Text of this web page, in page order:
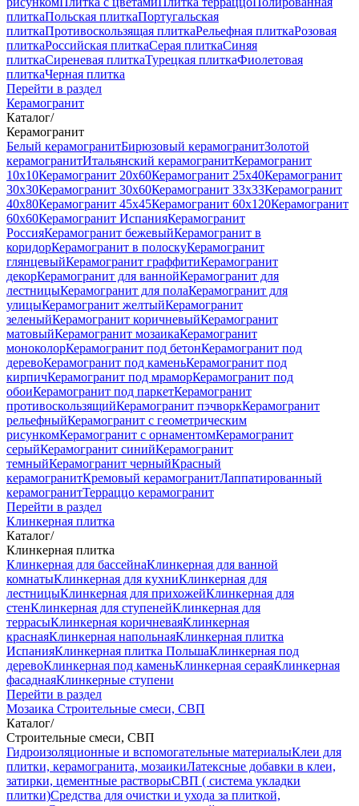
плиткаПольская плиткаПортугальская
плиткаПротивоскользящая плиткаРельефная плиткаРозовая
плиткаРоссийская плиткаСерая плиткаСиняя
плиткаСиреневая плиткаТурецкая плиткаФиолетовая
плиткаЧерная плитка
Перейти в раздел
Керамогранит
Каталог/
Керамогранит
Белый керамогранитБирюзовый керамогранитЗолотой
керамогранитИтальянский керамогранитКерамогранит
10x10Керамогранит 20x60Керамогранит 25x40Керамогранит
30x30Керамогранит 30x60Керамогранит 33x33Керамогранит
40x80Керамогранит 45x45Керамогранит 60x120Керамогранит
60x60Керамогранит ИспанияКерамогранит
РоссияКерамогранит бежевыйКерамогранит в
коридорКерамогранит в полоскуКерамогранит
глянцевыйКерамогранит граффитиКерамогранит
декорКерамогранит для ваннойКерамогранит для
лестницыКерамогранит для полаКерамогранит для
улицыКерамогранит желтыйКерамогранит
зеленыйКерамогранит коричневыйКерамогранит
матовыйКерамогранит мозаикаКерамогранит
моноколорКерамогранит под бетонКерамогранит под
деревоКерамогранит под каменьКерамогранит под
кирпичКерамогранит под мраморКерамогранит под
обоиКерамогранит под паркетКерамогранит
противоскользящийКерамогранит пэчворкКерамогранит
рельефныйКерамогранит с геометрическим
рисункомКерамогранит с орнаментомКерамогранит
серыйКерамогранит синийКерамогранит
темныйКерамогранит черныйКрасный
керамогранитКремовый керамогранитЛаппатированный
керамогранитТерраццо керамогранит
Перейти в раздел
Клинкерная плитка
Каталог/
Клинкерная плитка
Клинкерная для бассейнаКлинкерная для ванной
комнатыКлинкерная для кухниКлинкерная для
лестницыКлинкерная для прихожейКлинкерная для
стенКлинкерная для ступенейКлинкерная для
террасыКлинкерная коричневаяКлинкерная
краснаяКлинкерная напольнаяКлинкерная плитка
ИспанияКлинкерная плитка ПольшаКлинкерная под
деревоКлинкерная под каменьКлинкерная сераяКлинкерная
фасаднаяКлинкерные ступени
Перейти в раздел
Мозаика Строительные смеси, СВП
Каталог/
Строительные смеси, СВП
Гидроизоляционные и вспомогательные материалыКлеи для
плитки, керамогранита, мозаикиЛатексные добавки в клеи,
затирки, цементные растворыСВП ( система укладки
плитки)Средства для очистки и ухода за плиткой,